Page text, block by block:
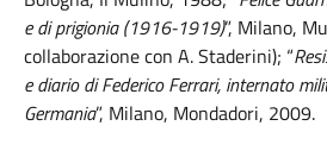
e di prigionia (1916-1919)”, Milano,
collaborazione con A. Staderini); “
e diario di Federico Ferrari, internato
Germania”, Milano, Mondadori, 2009.